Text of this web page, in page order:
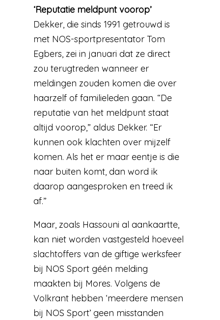
‘Reputatie meldpunt voorop’
Dekker, die sinds 1991 getrouwd is
met NOS-sportpresentator Tom
Egbers, zei in januari dat ze direct
zou terugtreden wanneer er
meldingen zouden komen die over
haarzelf of familieleden gaan. “De
reputatie van het meldpunt staat
altijd voorop,” aldus Dekker. “Er
kunnen ook klachten over mijzelf
komen. Als het er maar eentje is die
naar buiten komt, dan word ik
daarop aangesproken en treed ik
af.”
Maar, zoals Hassouni al aankaartte,
kan niet worden vastgesteld hoeveel
slachtoffers van de giftige werksfeer
bij NOS Sport géén melding
maakten bij Mores. Volgens de
Volkrant hebben ‘meerdere mensen
bij NOS Sport’ geen misstanden